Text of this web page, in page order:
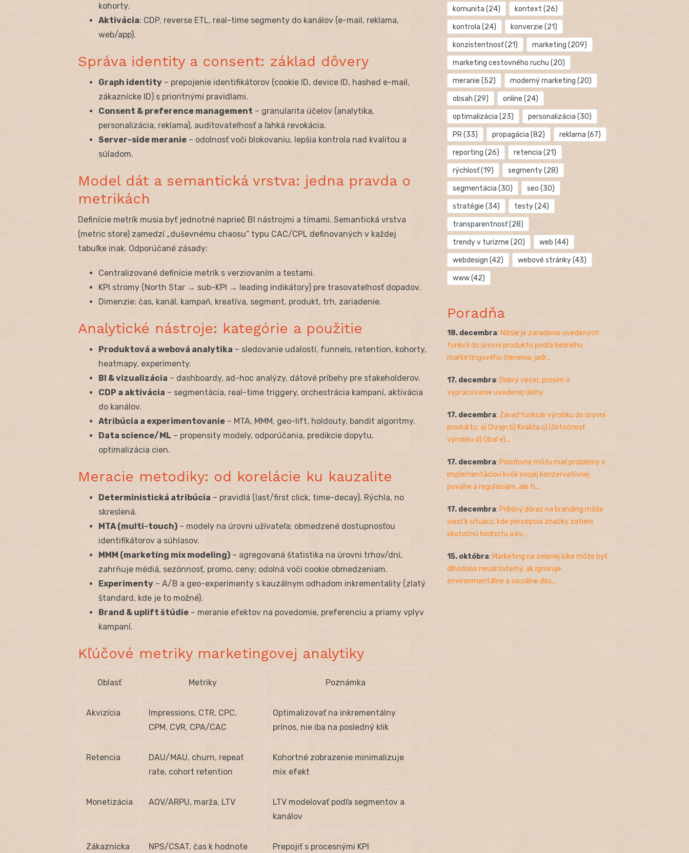
kohorty.
Aktivácia: CDP, reverse ETL, real-time segmenty do kanálov (e-mail, reklama,
web/app).
Správa identity a consent: základ dôvery
Graph identity – prepojenie identifikátorov (cookie ID, device ID, hashed e-mail,
zákaznícke ID) s prioritnými pravidlami.
Consent & preference management – granularita účelov (analytika,
personalizácia, reklama), auditovateľnosť a ľahká revokácia.
Server-side meranie – odolnosť voči blokovaniu, lepšia kontrola nad kvalitou a
súladom.
Model dát a semantická vrstva: jedna pravda o
metrikách
Definície metrík musia byť jednotné naprieč BI nástrojmi a tímami. Semantická vrstva
(metric store) zamedzí „duševnému chaosu“ typu CAC/CPL definovaných v každej
tabuľke inak. Odporúčané zásady:
Centralizované definície metrík s verziovaním a testami.
KPI stromy (North Star → sub-KPI → leading indikátory) pre trasovateľnosť dopadov.
Dimenzie: čas, kanál, kampaň, kreatíva, segment, produkt, trh, zariadenie.
Analytické nástroje: kategórie a použitie
Produktová a webová analytika – sledovanie udalostí, funnels, retention, kohorty,
heatmapy, experimenty.
BI & vizualizácia – dashboardy, ad-hoc analýzy, dátové príbehy pre stakeholderov.
CDP a aktivácia – segmentácia, real-time triggery, orchestrácia kampaní, aktivácia
do kanálov.
Atribúcia a experimentovanie – MTA, MMM, geo-lift, holdouty, bandit algoritmy.
Data science/ML – propensity modely, odporúčania, predikcie dopytu,
optimalizácia cien.
Meracie metodiky: od korelácie ku kauzalite
Deterministická atribúcia – pravidlá (last/first click, time-decay). Rýchla, no
skreslená.
MTA (multi-touch) – modely na úrovni užívateľa; obmedzené dostupnosťou
identifikátorov a súhlasov.
MMM (marketing mix modeling) – agregovaná štatistika na úrovni trhov/dní,
zahrňuje médiá, sezónnosť, promo, ceny; odolná voči cookie obmedzeniam.
Experimenty – A/B a geo-experimenty s kauzálnym odhadom inkrementality (zlatý
štandard, kde je to možné).
Brand & uplift štúdie – meranie efektov na povedomie, preferenciu a priamy vplyv
kampaní.
Kľúčové metriky marketingovej analytiky
Oblasť Metriky Poznámka
Akvizícia
Impressions, CTR, CPC,
CPM, CVR, CPA/CAC
Optimalizovať na inkrementálny
prínos, nie iba na posledný klik
Retencia
DAU/MAU, churn, repeat
rate, cohort retention
Kohortné zobrazenie minimalizuje
mix efekt
Monetizácia AOV/ARPU, marža, LTV
LTV modelovať podľa segmentov a
kanálov
Zákaznícka NPS/CSAT, čas k hodnote Prepojiť s procesnými KPI
komunita (24) kontext (26)
kontrola (24) konverzie (21)
konzistentnosť(21) marketing (209)
marketing cestovného ruchu (20)
meranie (52) moderný marketing (20)
obsah (29) online (24)
optimalizácia (23) personalizácia (30)
PR(33) propagácia (82) reklama (67)
reporting (26) retencia (21)
rýchlosť(19) segmenty(28)
segmentácia (30) seo (30)
stratégie (34) testy(24)
transparentnosť(28)
trendy v turizme (20) web (44)
webdesign (42) webové stránky(43)
www(42)
Poradňa
18. decembra: Nižšie je zaradenie uvedených
funkcií do úrovní produktu podľa bežného
marketingového členenia: jadr...
17. decembra: Dobrý večer, prosím o
vypracovanie uvedenej úlohy
17. decembra: Zaraď funkcie výrobku do úrovní
produktu: a) Dizajn b) Kvalita c) Užitočnosť
výrobku d) Obal e)...
17. decembra: Poisťovne môžu mať problémy s
implementáciou kvôli svojej konzervatívnej
povahe a reguláciám, ale ti...
17. decembra: Prílišný dôraz na branding môže
viesť k situácii, kde percepcia značky zatieni
skutočnú hodnotu a kv...
15. októbra: Marketing na zelenej lúke môže byť
dlhodobo neudržateľný, ak ignoruje
environmentálne a sociálne dôs...